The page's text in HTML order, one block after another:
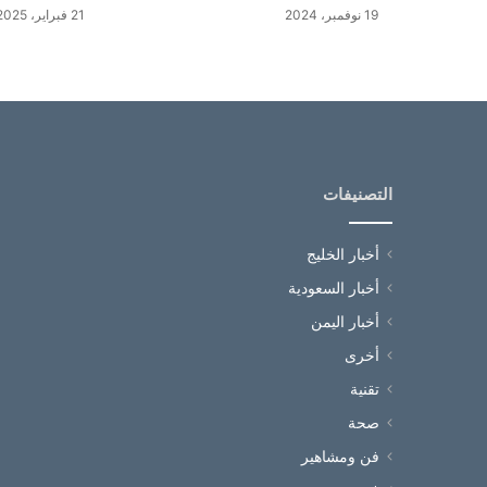
19 نوفمبر، 2024 21 فبراير، 2025
التصنيفات
أخبار الخليج
أخبار السعودية
أخبار اليمن
أخرى
تقنية
صحة
فن ومشاهير